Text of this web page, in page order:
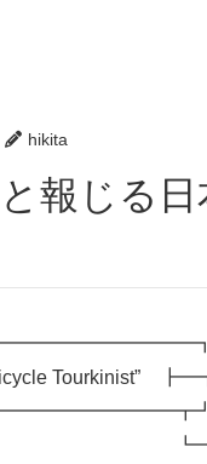
hikita
Tourkinist”